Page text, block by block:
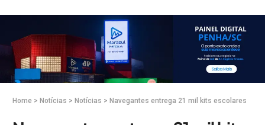
Home > Notícias > Notícias > Navegantes entrega 21 mil kits escolares